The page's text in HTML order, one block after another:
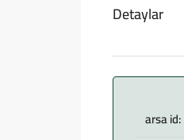
Detaylar
arsa id: